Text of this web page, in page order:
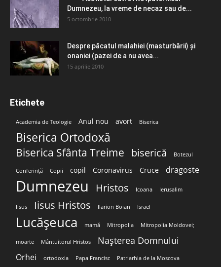
Dumnezeu, la vreme de necaz sau de...
5 octombrie 2010
Despre păcatul malahiei (masturbării) şi
onaniei (pazei de a nu avea...
15 aprilie 2010
Etichete
Academia de Teologie Anul nou avort Biserica
Biserica Ortodoxă
Biserica Sfânta Treime biserică Botezul
Conferință Copii copil Coronavirus Cruce dragoste
Dumnezeu Hristos Icoana Ierusalim
Iisus Iisus Hristos Ilarion Boian Israel
Lucășeuca mamă Mitropolia Mitropolia Moldovei;
moarte Mântuitorul Hristos Nașterea Domnului
Orhei ortodoxia Papa Francisc Patriarhia de la Moscova